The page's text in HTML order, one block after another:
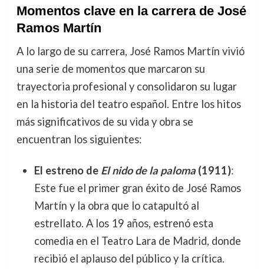
Momentos clave en la carrera de José
Ramos Martín
A lo largo de su carrera, José Ramos Martín vivió
una serie de momentos que marcaron su
trayectoria profesional y consolidaron su lugar
en la historia del teatro español. Entre los hitos
más significativos de su vida y obra se
encuentran los siguientes:
El estreno de El nido de la paloma(1911):
Este fue el primer gran éxito de José Ramos
Martín y la obra que lo catapultó al
estrellato. A los 19 años, estrenó esta
comedia en el Teatro Lara de Madrid, donde
recibió el aplauso del público y la crítica.